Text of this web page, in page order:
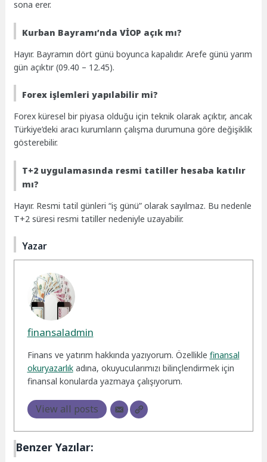
sona erer.
Kurban Bayramı’nda VİOP açık mı?
Hayır. Bayramın dört günü boyunca kapalıdır. Arefe günü yarım
gün açıktır (09.40 – 12.45).
Forex işlemleri yapılabilir mi?
Forex küresel bir piyasa olduğu için teknik olarak açıktır, ancak
Türkiye’deki aracı kurumların çalışma durumuna göre değişiklik
gösterebilir.
T+2 uygulamasında resmi tatiller hesaba katılır
mı?
Hayır. Resmi tatil günleri “iş günü” olarak sayılmaz. Bu nedenle
T+2 süresi resmi tatiller nedeniyle uzayabilir.
Yazar
finansaladmin
Finans ve yatırım hakkında yazıyorum. Özellikle finansal
okuryazarlıkadına, okuyucularımızı bilinçlendirmek için
finansal konularda yazmaya çalışıyorum.
View all posts
Benzer Yazılar: